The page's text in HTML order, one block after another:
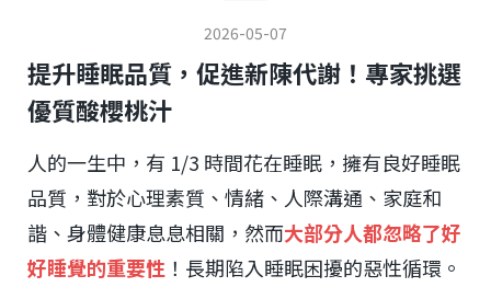
2026-05-07
提升睡眠品質，促進新陳代謝！專家挑選
優質酸櫻桃汁
人的一生中，有 1/3 時間花在睡眠，擁有良好睡眠
品質，對於心理素質、情緒、人際溝通、家庭和
諧、身體健康息息相關，然而大部分人都忽略了好
好睡覺的重要性 ！長期陷入睡眠困擾的惡性循環。